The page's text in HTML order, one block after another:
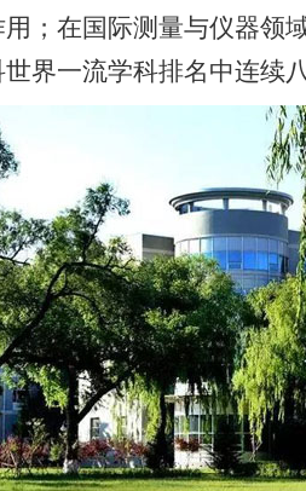
；在国际测量与仪器领
界一流学科排名中连续